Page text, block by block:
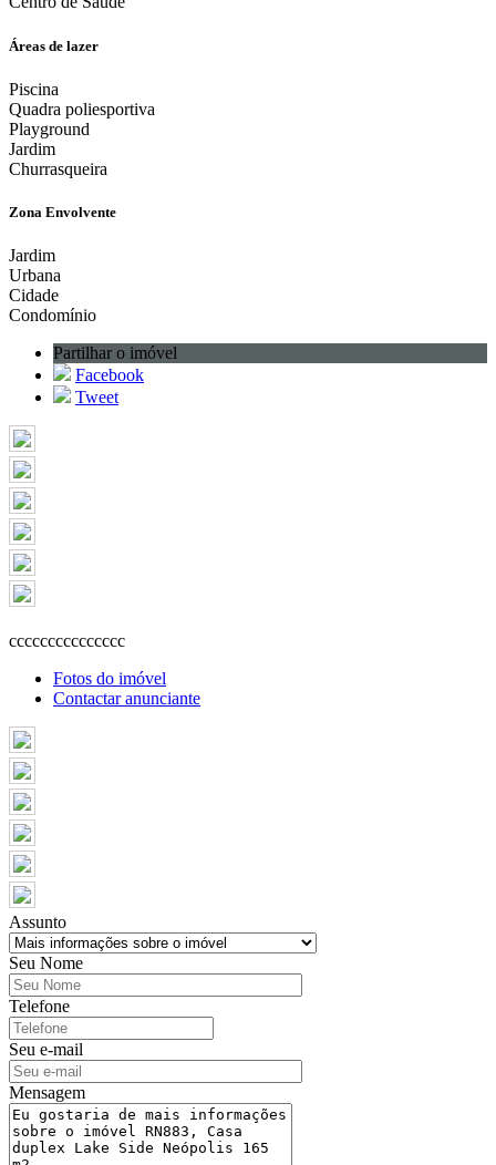
Áreas de lazer
Piscina
Quadra poliesportiva
Playground
Jardim
Churrasqueira
Zona Envolvente
Jardim
Urbana
Cidade
Condomínio
Partilhar o imóvel
Facebook
Tweet
ccccccccccccccc
Fotos do imóvel
Contactar anunciante
Assunto
Seu Nome
Telefone
Seu e-mail
Mensagem